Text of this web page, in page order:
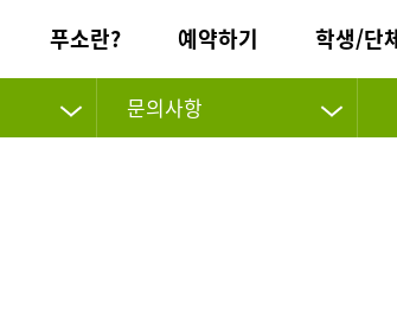
푸소란? 예약하기 학생/단
문의사항